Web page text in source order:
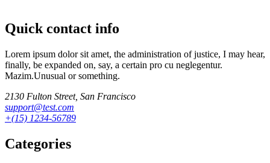
Quick contact info
Lorem ipsum dolor sit amet, the administration of justice, I may hear,
finally, be expanded on, say, a certain pro cu neglegentur.
Mazim.Unusual or something.
2130 Fulton Street, San Francisco
support@test.com
+(15) 1234-56789
Categories